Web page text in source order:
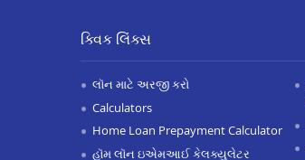
ક્વિક લિંક્સ
લૉન માટે અરજી કરો
Calculators
Home Loan Prepayment Calculator
હૉમ લૉન ઇએમઆઈ કેલક્યુલેટર